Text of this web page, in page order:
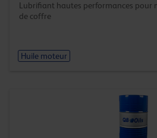
Lubrifiant hautes performances pour
de coffre
Huile moteur